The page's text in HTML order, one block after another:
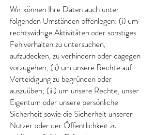
Wir können Ihre Daten auch unter
folgenden Umständen offenlegen: (i) um
rechtswidrige Aktivitäten oder sonstiges
Fehlverhalten zu untersuchen,
aufzudecken, zu verhindern oder dagegen
vorzugehen; (ii) um unsere Rechte auf
Verteidigung zu begründen oder
auszuüben; (iii) um unsere Rechte, unser
Eigentum oder unsere persönliche
Sicherheit sowie die Sicherheit unserer
Nutzer oder der Öffentlichkeit zu